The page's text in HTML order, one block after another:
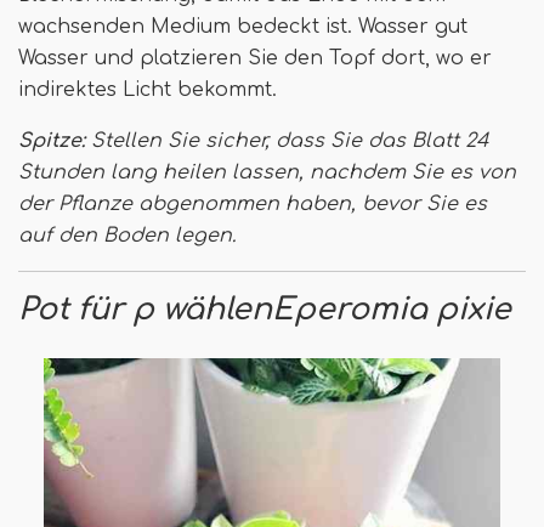
wachsenden Medium bedeckt ist. Wasser gut
Wasser und platzieren Sie den Topf dort, wo er
indirektes Licht bekommt.
Spitze:Stellen Sie sicher, dass Sie das Blatt 24
Stunden lang heilen lassen, nachdem Sie es von
der Pflanze abgenommen haben, bevor Sie es
auf den Boden legen.
Pot für p wählenEperomia pixie